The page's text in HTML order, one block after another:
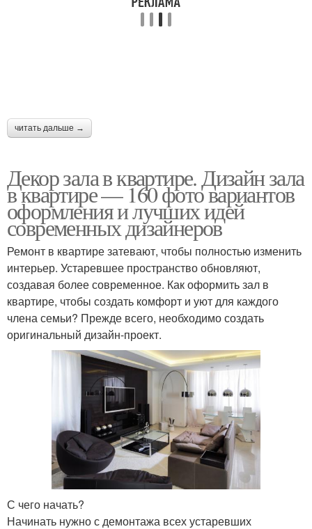
читать дальше →
Декор зала в квартире. Дизайн зала
в квартире — 160 фото вариантов
оформления и лучших идей
современных дизайнеров
Ремонт в квартире затевают, чтобы полностью изменить
интерьер. Устаревшее пространство обновляют,
создавая более современное. Как оформить зал в
квартире, чтобы создать комфорт и уют для каждого
члена семьи? Прежде всего, необходимо создать
оригинальный дизайн-проект.
С чего начать?
Начинать нужно с демонтажа всех устаревших